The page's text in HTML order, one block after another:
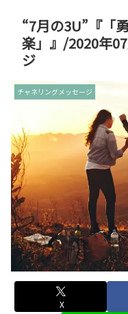
“7月の3U”『「
楽」』/2020年
ジ
チャネリングメッセージ
X